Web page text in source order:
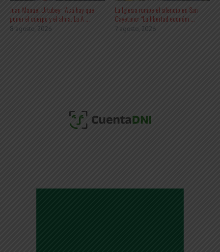
Juan Manuel Urtubey: “Acá hay que
poner el cuerpo y el alma. La A ...
8 agosto, 2026
La Iglesia rompe el silencio en San
Cayetano: “La libertad económ ...
7 agosto, 2026